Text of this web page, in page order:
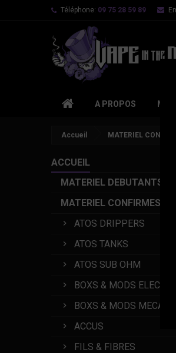
Téléphone: 09 75 28 59 89
A PROPOS
Accueil MATERIEL
ACCUEIL
MATERIEL DEBUTANTS
MATERIEL CONFIRMES
ATOS DRIPPERS
ATOS TANKS
ATOS SUB OHM
BOXS & MODS ELECTRO
BOXS & MODS MECAS
ACCUS
FILS & FIBRES